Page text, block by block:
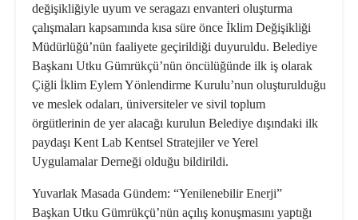
değişikliğiyle uyum ve seragazı envanteri oluşturma
çalışmaları kapsamında kısa süre önce İklim Değişikliği
Müdürlüğü’nün faaliyete geçirildiği duyuruldu. Belediye
Başkanı Utku Gümrükçü’nün öncülüğünde ilk iş olarak
Çiğli İklim Eylem Yönlendirme Kurulu’nun oluşturulduğu
ve meslek odaları, üniversiteler ve sivil toplum
örgütlerinin de yer alacağı kurulun Belediye dışındaki ilk
paydaşı Kent Lab Kentsel Stratejiler ve Yerel
Uygulamalar Derneği olduğu bildirildi.
Yuvarlak Masada Gündem: “Yenilenebilir Enerji”
Başkan Utku Gümrükçü’nün açılış konuşmasını yaptığı